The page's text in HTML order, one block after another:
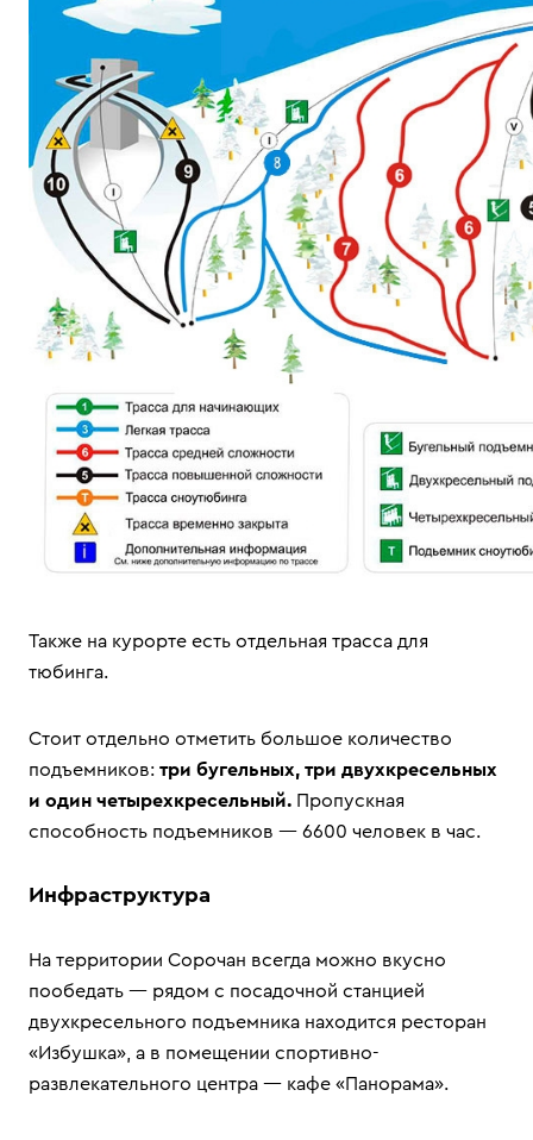
Также на курорте есть отдельная трасса для
тюбинга.
Стоит отдельно отметить большое количество
подъемников: три бугельных, три двухкресельных
и один четырехкресельный. Пропускная
способность подъемников — 6600 человек в час.
Инфраструктура
На территории Сорочан всегда можно вкусно
пообедать — рядом с посадочной станцией
двухкресельного подъемника находится ресторан
«Избушка», а в помещении спортивно-
развлекательного центра — кафе «Панорама».